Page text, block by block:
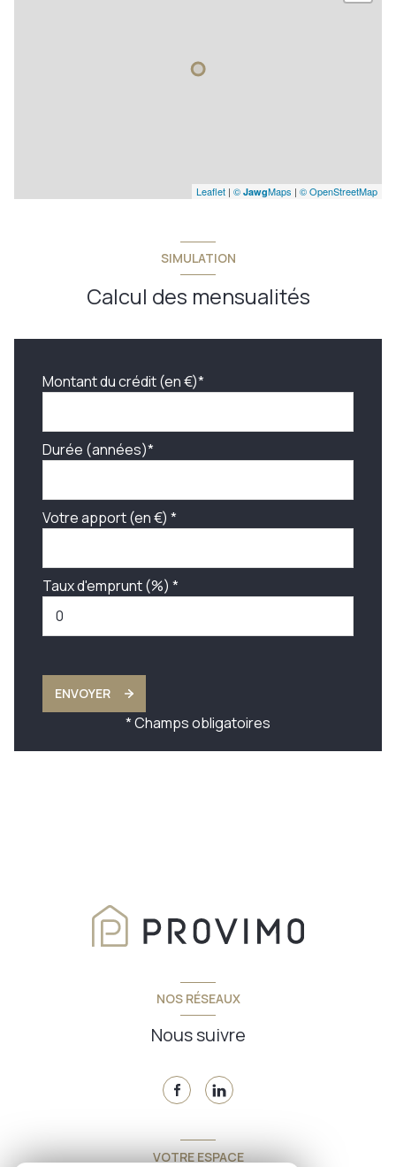
Leaflet | © JawgMaps | © OpenStreetMap
SIMULATION
Calcul des mensualités
Montant du crédit (en €)*
Durée (années)*
Votre apport (en €) *
Taux d'emprunt (%) *
ENVOYER
* Champs obligatoires
NOS RÉSEAUX
Nous suivre
VOTRE ESPACE